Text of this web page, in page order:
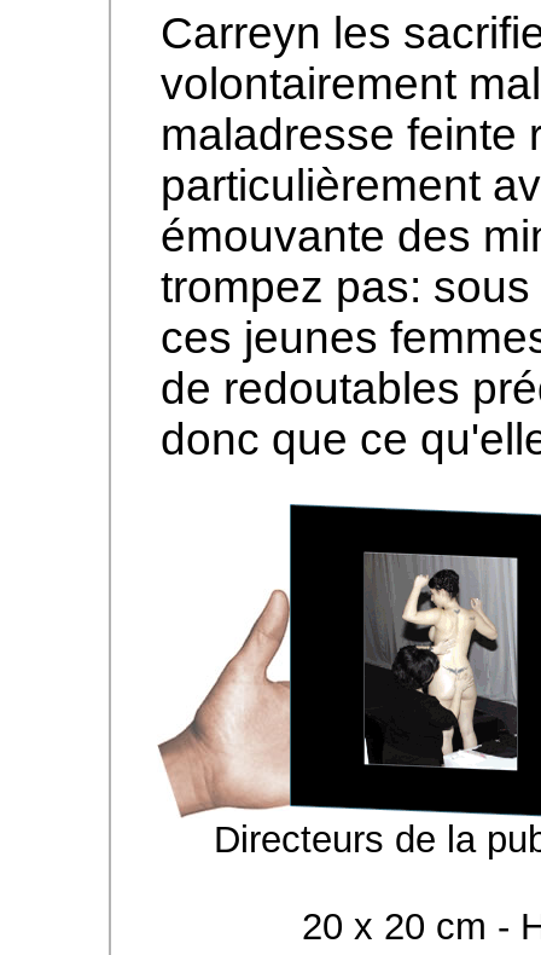
Carreyn les
volontairement
maladresse feinte
particulièrement
émouvante des
trompez pas:
ces jeunes
de redoutables
donc que ce
Directeurs de la
20 x 20 cm -